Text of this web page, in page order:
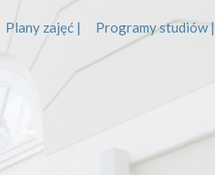
Plany zajęć | Programy studiów |